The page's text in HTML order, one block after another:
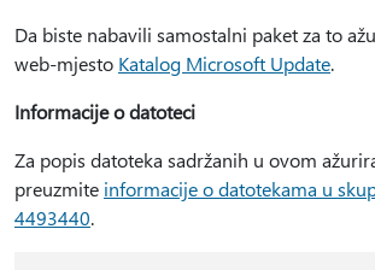
Da biste nabavili samostalni paket za to
web-mjesto Katalog Microsoft Update.
Informacije o datoteci
Za popis datoteka sadržanih u ovom
preuzmite informacije o datotekama u
4493440.